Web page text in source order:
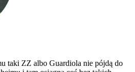
taki ZZ albo Guardiola nie pójdą do